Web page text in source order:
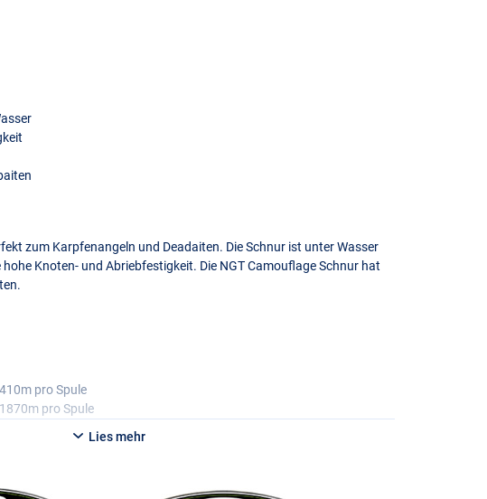
zum Karpfenangeln und Deadaiten. Die Schnur ist unter Wasser
Knoten- und Abriebfestigkeit. Die NGTCamouflage Schnur hat
pro Spule
pro Spule
pro Spule
Lies mehr